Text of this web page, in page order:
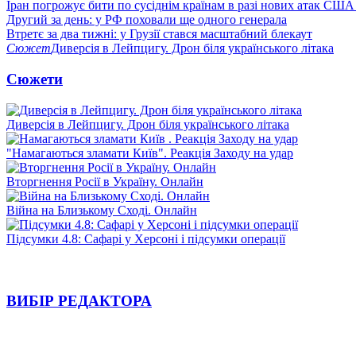
Іран погрожує бити по сусіднім країнам в разі нових атак
Другий за день: у РФ поховали ще одного генерала
Втретє за два тижні: у Грузії стався масштабний блекаут
СюжетДиверсія в Лейпцигу. Дрон біля українського літака
Сюжети
Диверсія в Лейпцигу. Дрон біля українського літака
"Намагаються зламати Київ". Реакція Заходу на удар
Вторгнення Росії в Україну. Онлайн
Війна на Близькому Сході. Онлайн
Підсумки 4.8: Сафарі у Херсоні і підсумки операції
ВИБІР РЕДАКТОРА